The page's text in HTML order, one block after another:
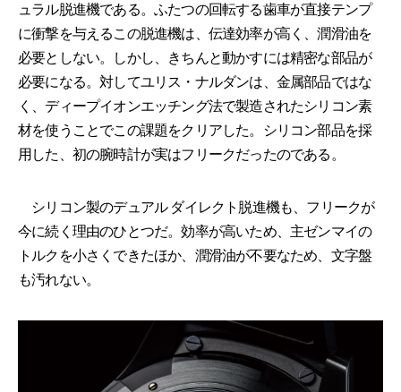
ュラル脱進機である。ふたつの回転する歯車が直接テンプ
に衝撃を与えるこの脱進機は、伝達効率が高く、潤滑油を
必要としない。しかし、きちんと動かすには精密な部品が
必要になる。対してユリス・ナルダンは、金属部品ではな
く、ディープイオンエッチング法で製造されたシリコン素
材を使うことでこの課題をクリアした。シリコン部品を採
用した、初の腕時計が実はフリークだったのである。
シリコン製のデュアル ダイレクト脱進機も、フリークが
今に続く理由のひとつだ。効率が高いため、主ゼンマイの
トルクを小さくできたほか、潤滑油が不要なため、文字盤
も汚れない。